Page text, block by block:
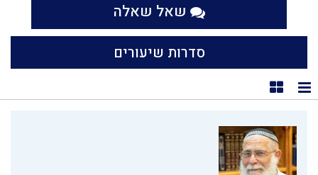
שאל שאלה
סדרות שיעורים
תצוגת רשימה
תצוגת קוביות